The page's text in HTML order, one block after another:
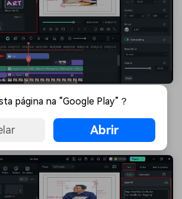
painel de propriedades, clique em
e ajuste sua posição até que
página na “Google Play”？
Abrir